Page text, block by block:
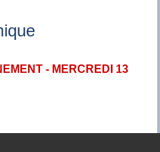
- MERCREDI 13